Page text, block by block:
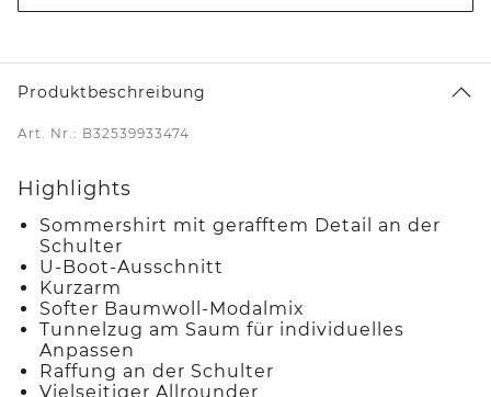
Produktbeschreibung
Art. Nr.: B32539933474
Highlights
Sommershirt mit gerafftem Detail an der
Schulter
U-Boot-Ausschnitt
Kurzarm
Softer Baumwoll-Modalmix
Tunnelzug am Saum für individuelles
Anpassen
Raffung an der Schulter
Vielseitiger Allrounder